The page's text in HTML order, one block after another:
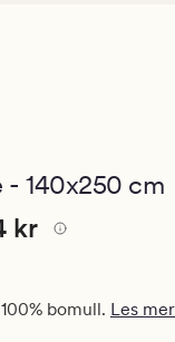
- 140x250 cm
pris
kr
kr
bomull. Les mer